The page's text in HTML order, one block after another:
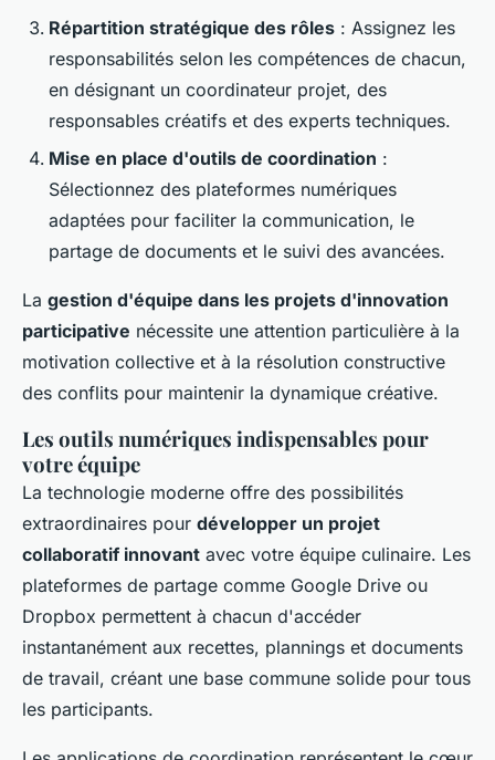
Répartition stratégique des rôles : Assignez les
responsabilités selon les compétences de chacun,
en désignant un coordinateur projet, des
responsables créatifs et des experts techniques.
Mise en place d'outils de coordination :
Sélectionnez des plateformes numériques
adaptées pour faciliter la communication, le
partage de documents et le suivi des avancées.
La gestion d'équipe dans les projets d'innovation
participative nécessite une attention particulière à la
motivation collective et à la résolution constructive
des conflits pour maintenir la dynamique créative.
Les outils numériques indispensables pour
votre équipe
La technologie moderne offre des possibilités
extraordinaires pour développer un projet
collaboratif innovant avec votre équipe culinaire. Les
plateformes de partage comme Google Drive ou
Dropbox permettent à chacun d'accéder
instantanément aux recettes, plannings et documents
de travail, créant une base commune solide pour tous
les participants.